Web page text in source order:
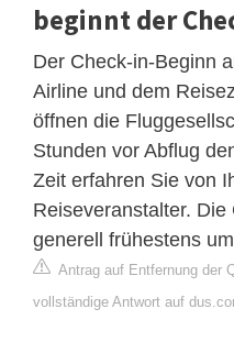
beginnt der
Der Check-in-Beginn
Airline und dem
öffnen die
Stunden vor Abflug
Zeit erfahren Sie von
Reiseveranstalter.
generell frühestens
Antrag auf Entfernung der
vollständige Antwort auf